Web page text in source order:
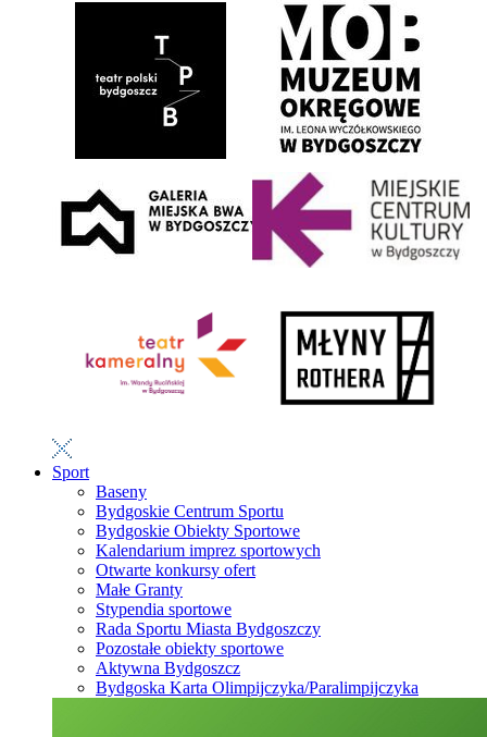
Sport
Baseny
Bydgoskie Centrum Sportu
Bydgoskie Obiekty Sportowe
Kalendarium imprez sportowych
Otwarte konkursy ofert
Małe Granty
Stypendia sportowe
Rada Sportu Miasta Bydgoszczy
Pozostałe obiekty sportowe
Aktywna Bydgoszcz
Bydgoska Karta Olimpijczyka/Paralimpijczyka